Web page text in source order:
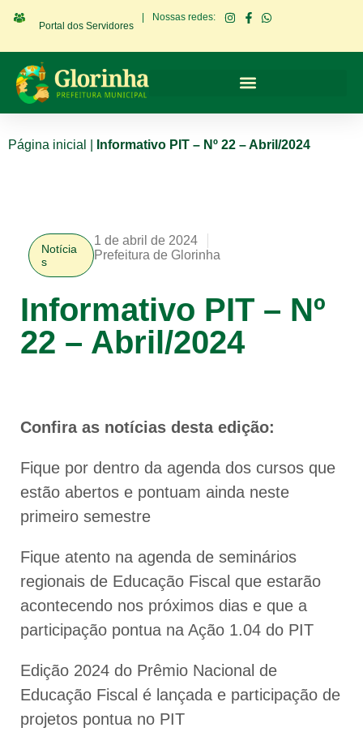
Portal dos Servidores
Nossas redes:
Página inicial Informativo PIT – Nº 22 – Abril/2024
Notícia
s
1 de abril de 2024
Prefeitura de Glorinha
Informativo PIT – Nº
22 – Abril/2024
Confira as notícias desta edição:
Fique por dentro da agenda dos cursos que
estão abertos e pontuam ainda neste
primeiro semestre
Fique atento na agenda de seminários
regionais de Educação Fiscal que estarão
acontecendo nos próximos dias e que a
participação pontua na Ação 1.04 do PIT
Edição 2024 do Prêmio Nacional de
Educação Fiscal é lançada e participação de
projetos pontua no PIT